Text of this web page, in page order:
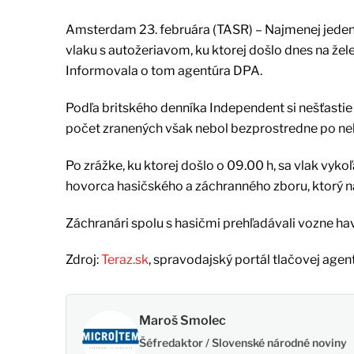
Amsterdam 23. februára (TASR) – Najmenej
vlaku s autožeriavom, ku ktorej došlo dnes na
Informovala o tom agentúra DPA.
Podľa britského denníka Independent si
počet zranených však nebol bezprostredne po
Po zrážke, ku ktorej došlo o 09.00 h, sa vlak
hovorca hasičského a záchranného zboru, ktorý
Záchranári spolu s hasičmi prehľadávali vozne
Zdroj:Teraz.sk, spravodajský portál tlačovej
Maroš Smolec
Šéfredaktor / Slovenské národné noviny